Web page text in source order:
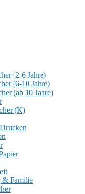
(2-6 Jahre)
(6-10 Jahre)
(ab 10 Jahre)
(K)
& Familie